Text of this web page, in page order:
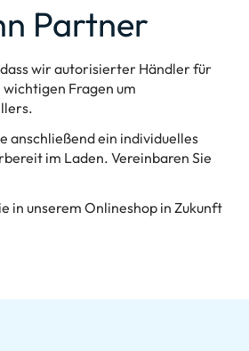
Partner
wir autorisierter Händler für
Fragen um
anschließend ein individuelles
im Laden. Vereinbaren Sie
in unserem Onlineshop in Zukunft